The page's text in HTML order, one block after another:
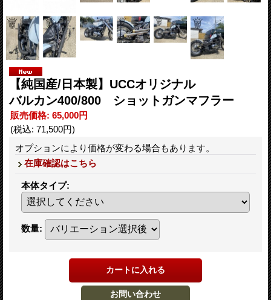
【純国産/日本製】UCCオリジナル
バルカン400/800 ショットガンマフラー
販売価格: 65,000円
(税込: 71,500円)
オプションにより価格が変わる場合もあります。
在庫確認はこちら
本体タイプ:
数量: